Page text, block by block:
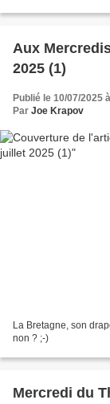
Aux
2025 (1)
Publié le 10/07/2025
Par Joe Krapov
La Bretagne, son
non ? ;-)
Mercredi du